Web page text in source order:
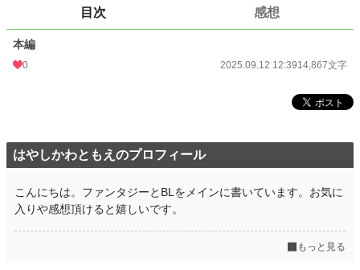
2025.09.12 12:40
週間ポイント
目次 感想
本編
0 2025.09.12 12:3914,867文字
はやしかわともえのプロフィール
こんにちは。ファンタジーとBLをメインに書いています。お気に
入りや感想頂けると嬉しいです。
もっと見る